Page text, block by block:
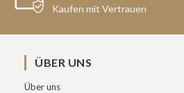
Kaufen mit Vertrauen
ÜBER UNS
Über uns